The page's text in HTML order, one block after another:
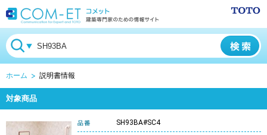
ホーム 説明書情報
対象商品
SH93BA#SC4